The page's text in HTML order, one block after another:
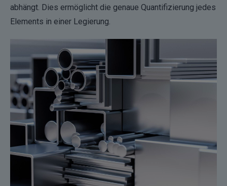
abhängt. Dies ermöglicht die genaue Quantifizierung jedes
Elements in einer Legierung.